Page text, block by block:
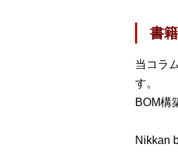
書籍
当コラ
す。
BOM構
Nikkan